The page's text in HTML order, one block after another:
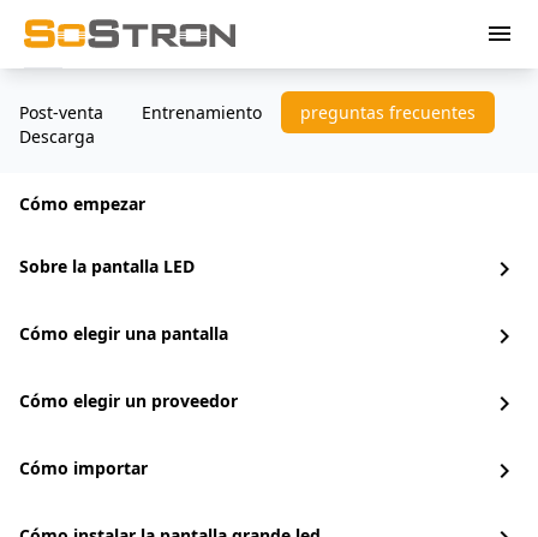
menu
Post-venta Entrenamiento
preguntas frecuentes
Descarga
Cómo empezar
Sobre la pantalla LED chevron_right
Cómo elegir una pantalla chevron_right
Cómo elegir un proveedor chevron_right
Cómo importar chevron_right